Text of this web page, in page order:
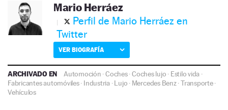
Mario Herráez
Perfil de Mario Herráez en
Twitter
VER BIOGRAFÍA
ARCHIVADO EN Automoción ·Coches·Coches lujo · Estilo vida ·
Fabricantes automóviles· Industria·Lujo · Mercedes Benz·Transporte·
Vehículos